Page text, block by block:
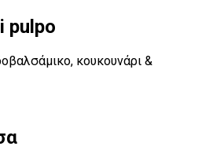
pulpo
κουκουνάρι &